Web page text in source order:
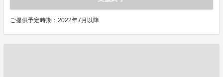
ご提供予定時期：2022年7月以降